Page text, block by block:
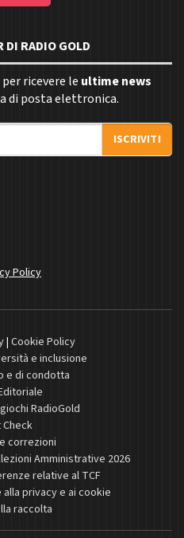
DI RADIO GOLD
ricevere le ultime news
di posta elettronica.
ISCRIVITI
Policy
| Cookie Policy
e inclusione
e di condotta
RadioGold
Check
correzioni
Amministrative 2026
relative al TCF
privacy e ai cookie
raccolta